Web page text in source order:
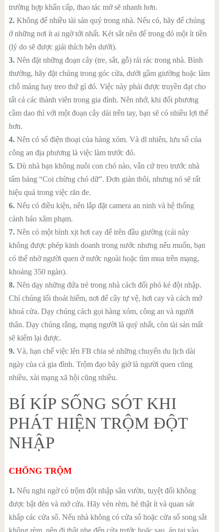
trường hợp khẩn cấp, thao tác mở sẽ nhanh hơn.
2. Không để nhiều tài sản quý trong nhà. Nếu có, hãy để chúng
ở những nơi ít ai ngờ tới nhất. Két sắt nên để trong đó một ít tiền
(lý do sẽ được giải thích bên dưới).
3. Nên đặt những đoạn cây (tre, sắt, gỗ) rải rác trong nhà. Bình
thường, hãy đặt chúng trong góc cửa, dưới gầm giường hoặc làm
chỗ máng hay treo thứ gì đó. Việc này phải được truyền đạt cho
tất cả các thành viên trong gia đình. Nên nhớ, khi đối phương
cầm dao thì với một đoạn cây dài trên tay, bạn sẽ có nhiều lợi thế
hơn.
4. Nên có số điện thoại của hàng xóm. Và dĩ nhiên, lưu số của
công an địa phương là việc làm trước đó.
5. Dù nhà bạn không nuôi con chó nào, vẫn cứ treo trước nhà
tấm bảng “Coi chừng chó dữ”. Đơn giản thôi, nhưng nó sẽ rất
hiệu quả trong việc răn đe.
6. Nếu có điều kiện, nên lắp đặt camera an ninh và hệ thống
cảnh báo xâm phạm.
7. Nên có một bình xịt hơi cay để trên đầu giường (cái này
không được phép kinh doanh trong nước nhưng nếu muốn, bạn
có thể nhờ người quen ở nước ngoài hoặc tìm mua trên mạng,
khoảng 350 ngàn).
8. Nên dạy những đứa trẻ trong nhà cách đối phó kẻ đột nhập.
Chỉ chúng lối thoát hiểm, nơi để cây tự vệ, hơi cay và cách mở
khoá cửa. Dạy chúng cách gọi hàng xóm, công an và người
thân. Dạy chúng rằng, mạng người là quý nhất, còn tài sản mất
sẽ kiếm lại được.
9. Và, hạn chế việc lên FB chia sẻ những chuyến du lịch dài
ngày của cả gia đình. Trộm đạo bây giờ là người quen cũng
nhiều, xài mạng xã hội cũng nhiều.
BÍ KÍP SỐNG SÓT KHI
PHÁT HIỆN TRỘM ĐỘT
NHẬP
CHỐNG TRỘM
1. Nếu nghi ngờ có trộm đột nhập sân vườn, tuyệt đối không
được bật đèn và mở cửa. Hãy vén rèm, hé thật ít và quan sát
khắp các cửa sổ. Nếu nhà không có cửa sổ hoặc cửa sổ song sắt
không rèm, nên đi thật nhẹ đến cửa trước hoặc sau, áp tai vào